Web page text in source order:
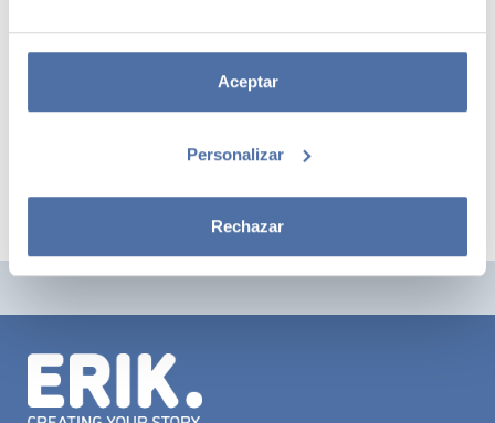
Aceptar
Personalizar
Rechazar
las fechas posibles de un mismo año. Diseñado para ser útil y funcional
durante toda la vida. Medidas: 12,1 x 15,5 x 12,1 cm.